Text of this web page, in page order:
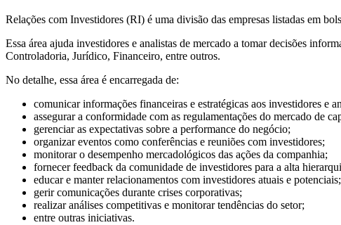
Relações com Investidores (RI) é uma divisão das empresas listadas em
Essa área ajuda investidores e analistas de mercado a tomar decisões
Controladoria, Jurídico, Financeiro, entre outros.
No detalhe, essa área é encarregada de:
comunicar informações financeiras e estratégicas aos investidores e
assegurar a conformidade com as regulamentações do mercado de
gerenciar as expectativas sobre a performance do negócio;
organizar eventos como conferências e reuniões com investidores;
monitorar o desempenho mercadológicos das ações da companhia;
fornecer feedback da comunidade de investidores para a alta
educar e manter relacionamentos com investidores atuais e potenciais;
gerir comunicações durante crises corporativas;
realizar análises competitivas e monitorar tendências do setor;
entre outras iniciativas.